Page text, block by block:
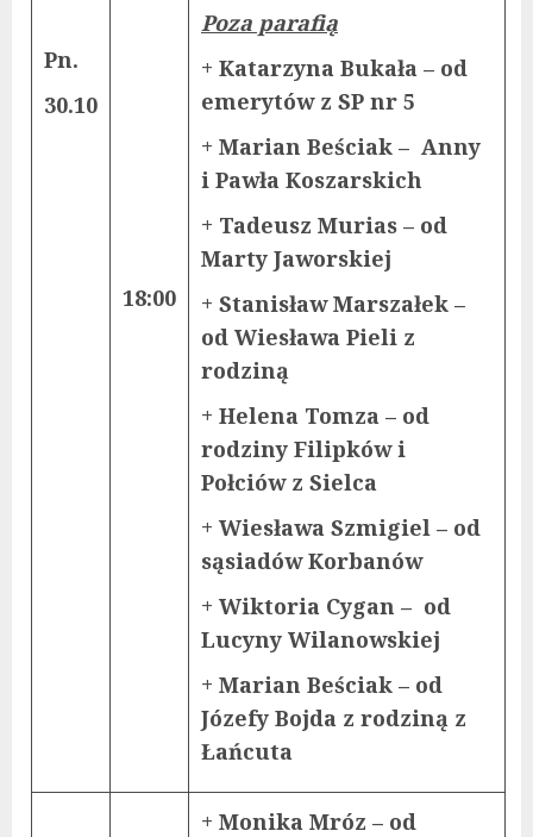
Pn.
30.10
18:00
Poza parafią
+ Katarzyna Bukała – od
emerytów z SP nr 5
+ Marian Beściak – Anny
i Pawła Koszarskich
+ Tadeusz Murias – od
Marty Jaworskiej
+ Stanisław Marszałek –
od Wiesława Pieli z
rodziną
+ Helena Tomza – od
rodziny Filipków i
Połciów z Sielca
+ Wiesława Szmigiel – od
sąsiadów Korbanów
+ Wiktoria Cygan – od
Lucyny Wilanowskiej
+ Marian Beściak – od
Józefy Bojda z rodziną z
Łańcuta
+ Monika Mróz – od